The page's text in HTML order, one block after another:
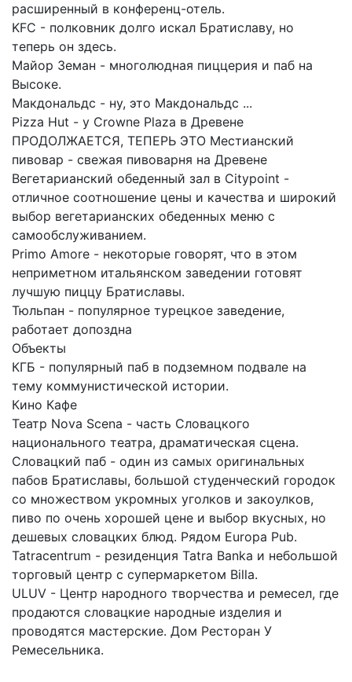
расширенный в конференц-отель.
KFC - полковник долго искал Братиславу, но
теперь он здесь.
Майор Земан - многолюдная пиццерия и паб на
Высоке.
Макдональдс - ну, это Макдональдс ...
Pizza Hut - у Crowne Plaza в Древене
ПРОДОЛЖАЕТСЯ, ТЕПЕРЬ ЭТО Местианский
пивовар - свежая пивоварня на Древене
Вегетарианский обеденный зал в Citypoint -
отличное соотношение цены и качества и широкий
выбор вегетарианских обеденных меню с
самообслуживанием.
Primo Amore - некоторые говорят, что в этом
неприметном итальянском заведении готовят
лучшую пиццу Братиславы.
Тюльпан - популярное турецкое заведение,
работает допоздна
Объекты
КГБ - популярный паб в подземном подвале на
тему коммунистической истории.
Кино Кафе
Театр Nova Scena - часть Словацкого
национального театра, драматическая сцена.
Словацкий паб - один из самых оригинальных
пабов Братиславы, большой студенческий городок
со множеством укромных уголков и закоулков,
пиво по очень хорошей цене и выбор вкусных, но
дешевых словацких блюд. Рядом Europa Pub.
Tatracentrum - резиденция Tatra Banka и небольшой
торговый центр с супермаркетом Billa.
ULUV - Центр народного творчества и ремесел, где
продаются словацкие народные изделия и
проводятся мастерские. Дом Ресторан У
Ремесельника.